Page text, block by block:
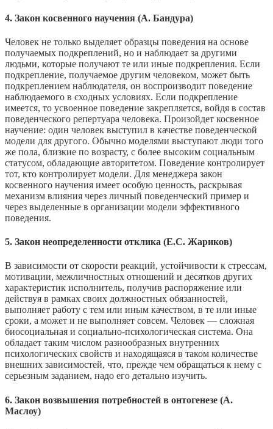
4. Закон косвенного научения (А. Бандура)
Человек не только выделяет образцы поведения на основе
получаемых подкреплений, но и наблюдает за другими
людьми, которые получают те или иные подкрепления. Если
подкрепление, получаемое другим человеком, может быть
подкреплением наблюдателя, он воспроизводит поведение
наблюдаемого в сходных условиях. Если подкрепление
имеется, то усвоенное поведение закрепляется, войдя в состав
поведенческого репертуара человека. Произойдет косвенное
научение: один человек выступил в качестве поведенческой
модели для другого. Обычно моделями выступают люди того
же пола, близкие по возрасту, с более высоким социальным
статусом, обладающие авторитетом. Поведение контролирует
тот, кто контролирует модели. Для менеджера закон
косвенного научения имеет особую ценность, раскрывая
механизм влияния через личный поведенческий пример и
через выделенные в организации модели эффективного
поведения.
5. Закон неопределенности отклика (Е.С. Жариков)
В зависимости от скорости реакций, устойчивости к стрессам,
мотивации, межличностных отношений и десятков других
характеристик исполнитель, получив распоряжение или
действуя в рамках своих должностных обязанностей,
выполняет работу с тем или иным качеством, в те или иные
сроки, а может и не выполняет совсем. Человек — сложная
биосоциальная и социально-психологическая система. Она
обладает таким числом разнообразных внутренних
психологических свойств и находящаяся в таком количестве
внешних зависимостей, что, прежде чем обращаться к нему с
серьезным заданием, надо его детально изучить.
6. Закон возвышения потребностей в онтогенезе (А.
Маслоу)